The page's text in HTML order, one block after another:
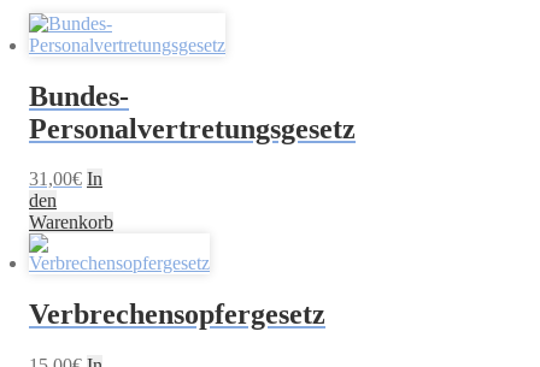
Bundes-
Personalvertretungsgesetz
31,00€ In
den
Warenkorb
Verbrechensopfergesetz